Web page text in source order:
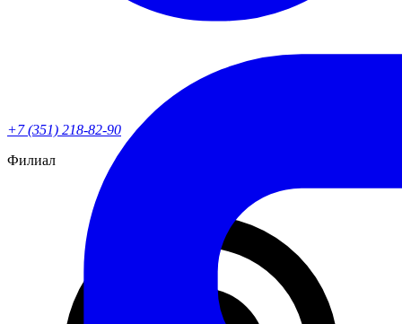
+7 (351) 218-82-90
Филиал